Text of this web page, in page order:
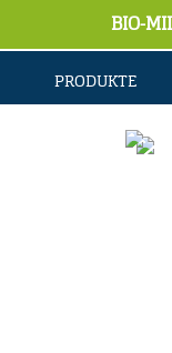
BIO-
PRODUKTE